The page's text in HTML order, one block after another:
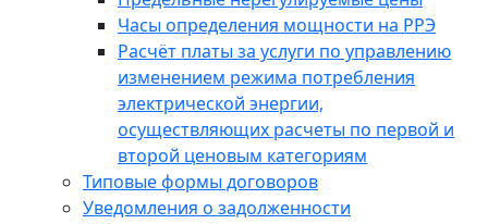
Часы определения мощности на РРЭ
Расчёт платы за услуги по управлению
изменением режима потребления
электрической энергии,
осуществляющих расчеты по первой и
второй ценовым категориям
Типовые формы договоров
Уведомления о задолженности